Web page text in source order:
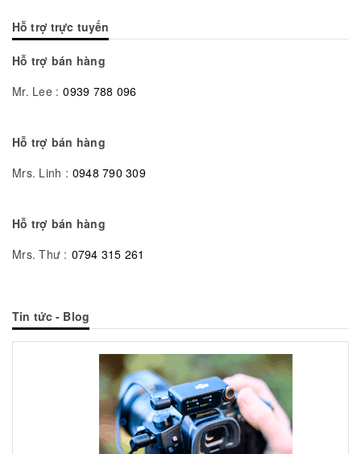
Hỗ trợ trực tuyến
Hỗ trợ bán hàng
Mr. Lee : 0939 788 096
Hỗ trợ bán hàng
Mrs. Linh : 0948 790 309
Hỗ trợ bán hàng
Mrs. Thư : 0794 315 261
Tin tức - Blog